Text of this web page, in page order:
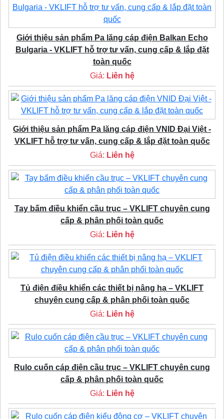
Giới thiệu sản phẩm Pa lăng cáp điện Balkan Echo
Bulgaria - VKLIFT hỗ trợ tư vấn, cung cấp & lắp đặt
toàn quốc
Giá: Liên hệ
Giới thiệu sản phẩm Pa lăng cáp điện VNID Đại Việt -
VKLIFT hỗ trợ tư vấn, cung cấp & lắp đặt toàn quốc
Giá: Liên hệ
Tay bấm điều khiển cầu trục – VKLIFT chuyên cung
cấp & phân phối toàn quốc
Giá: Liên hệ
Tủ điện điều khiển các thiết bị nâng hạ – VKLIFT
chuyên cung cấp & phân phối toàn quốc
Giá: Liên hệ
Rulo cuốn cáp điện cầu trục – VKLIFT chuyên cung
cấp & phân phối toàn quốc
Giá: Liên hệ